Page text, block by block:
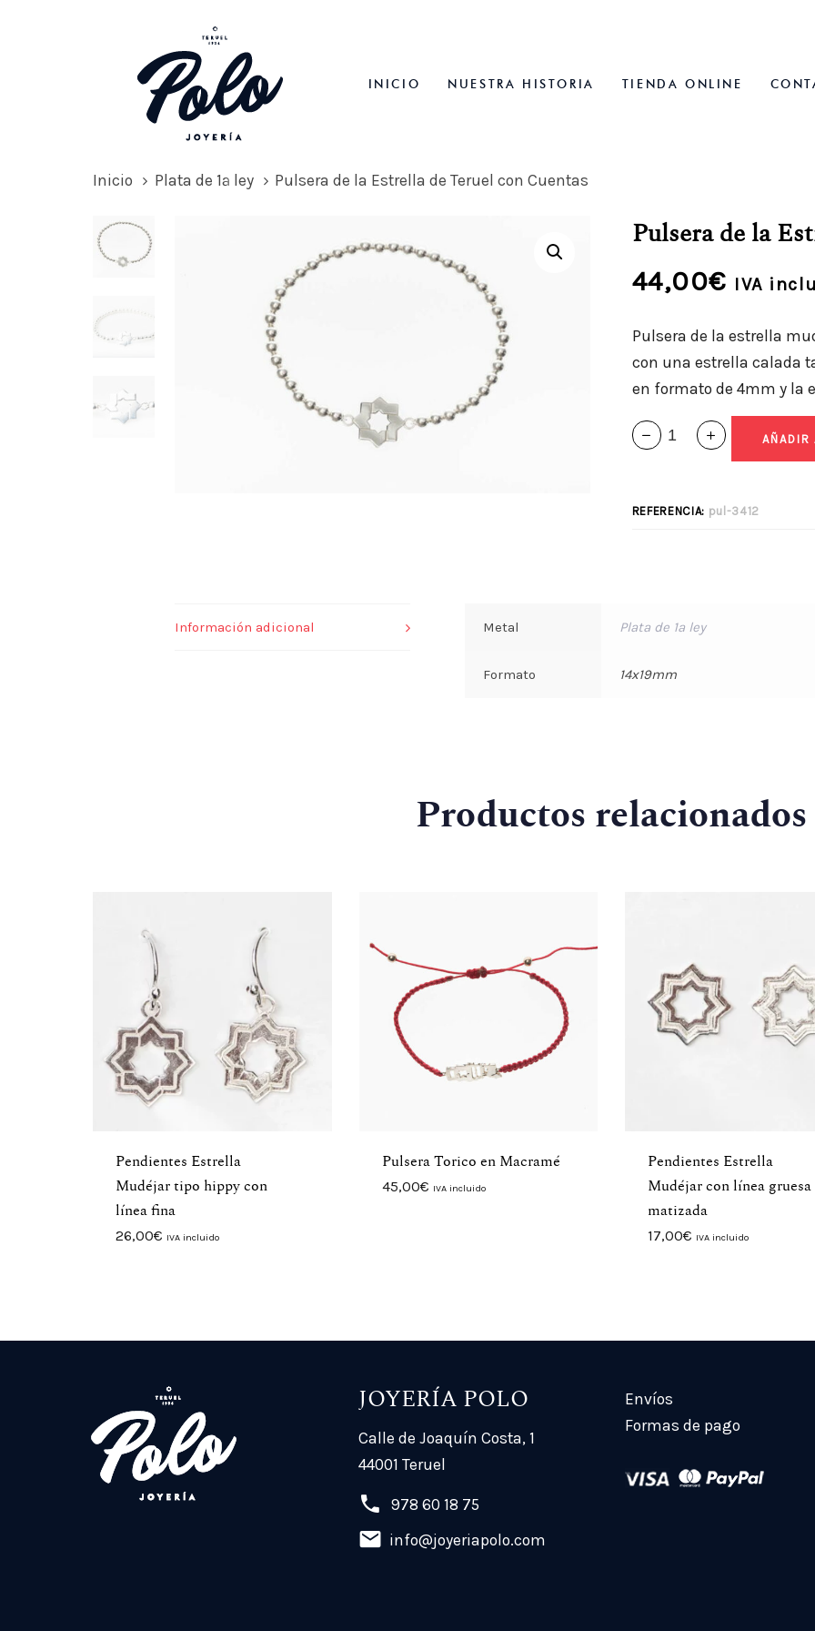
INICIO NUESTRA HISTORIA TIENDA ONLINE
Inicio Plata de 1ª ley Pulsera de la Estrella de Teruel con Cuentas
Pulsera de la
44,00€ IVA
Pulsera de la estrella
con una estrella calada
en formato de 4mm y la
Pulsera
de
Estrella
de
Cuentas
AÑADIR
REFERENCIA: pul-3412
Información adicional Metal Plata de 1ª ley
Formato 14x19mm
Productos relacionados
Pendientes Estrella
Mudéjar tipo hippy con
línea fina
26,00€ IVA incluido
Pulsera Torico en Macramé
45,00€ IVA incluido
Pendientes Estrella
Mudéjar con línea gruesa
matizada
17,00€ IVA incluido
JOYERÍA POLO
Calle de Joaquín Costa, 1
44001 Teruel
978 60 18 75
info@joyeriapolo.com
Envíos
Formas de pago